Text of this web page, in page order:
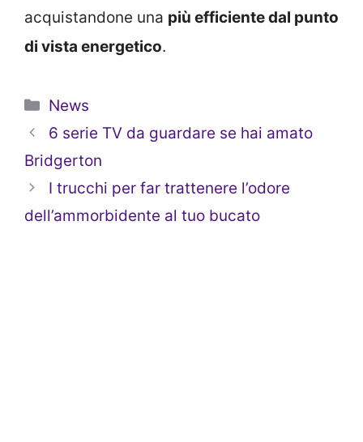
acquistandone una più efficiente dal punto
di vista energetico.
Categorie
News
6 serie TV da guardare se hai amato
Bridgerton
I trucchi per far trattenere l’odore
dell’ammorbidente al tuo bucato